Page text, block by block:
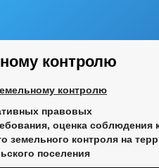
контролю
контролю
правовых
оценка соблюдения
земельного контроля на
поселения